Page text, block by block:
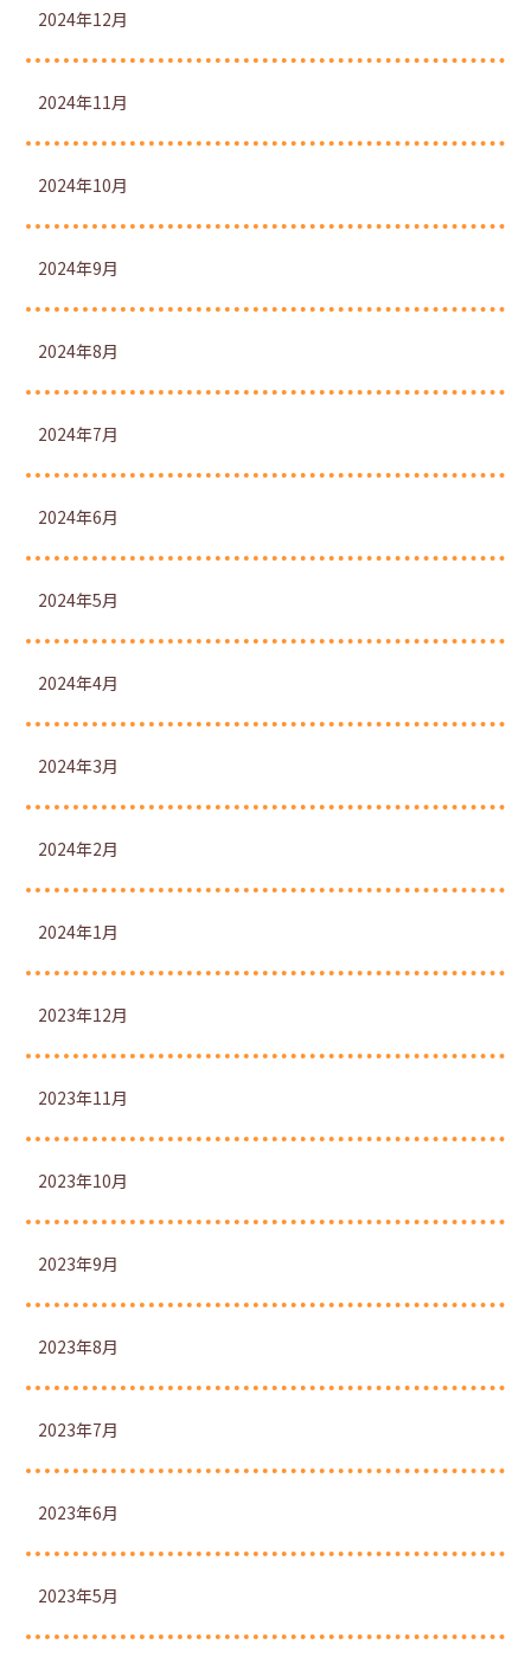
2024年12月
2024年11月
2024年10月
2024年9月
2024年8月
2024年7月
2024年6月
2024年5月
2024年4月
2024年3月
2024年2月
2024年1月
2023年12月
2023年11月
2023年10月
2023年9月
2023年8月
2023年7月
2023年6月
2023年5月